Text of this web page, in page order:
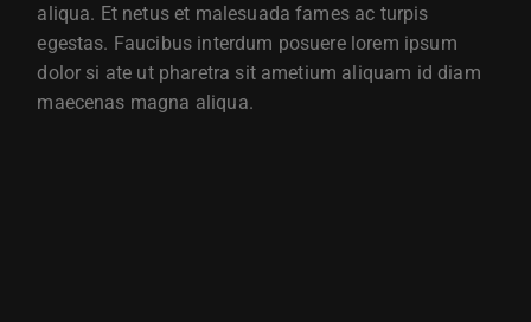
aliqua. Et netus et malesuada fames ac turpis
egestas. Faucibus interdum posuere lorem ipsum
dolor si ate ut pharetra sit ametium aliquam id diam
maecenas magna aliqua.